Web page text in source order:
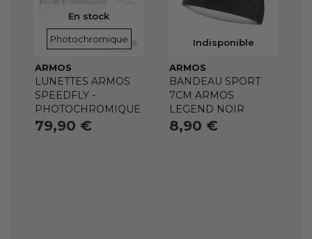
En stock
VERRES
Photochromique
ARMOS
LUNETTES ARMOS
SPEEDFLY -
PHOTOCHROMIQUE
79,90 €
Indisponible
ARMOS
BANDEAU SPORT
7CM ARMOS
LEGEND NOIR
8,90 €